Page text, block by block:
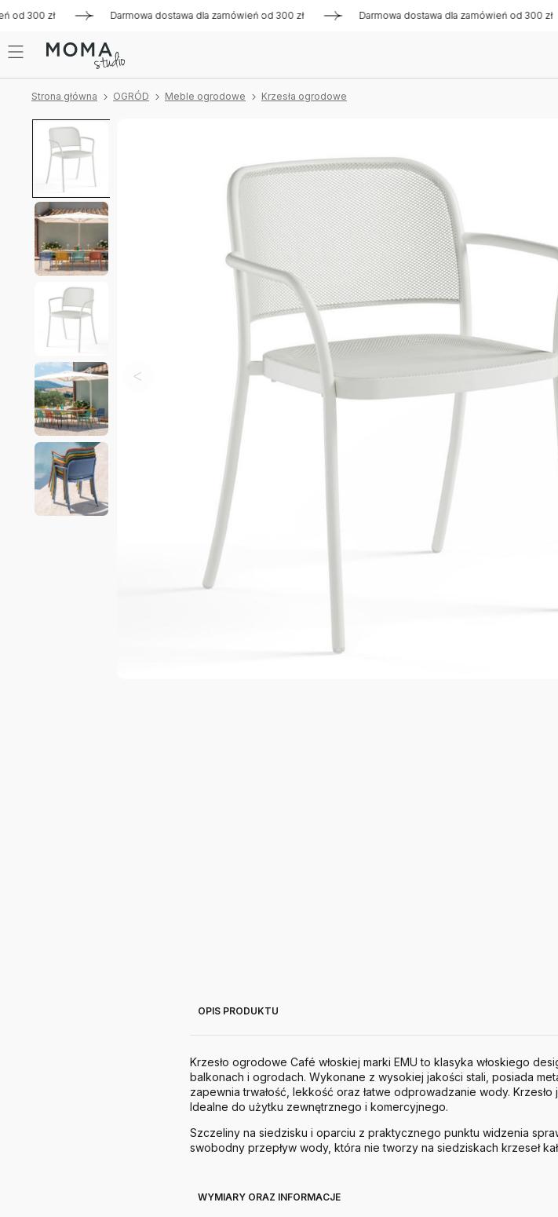
300 zł Darmowa dostawa dla zamówień od 300 zł Darmowa dostawa dla zamówień od 300 zł
Strona główna OGRÓD Meble ogrodowe Krzesła ogrodowe
OPIS PRODUKTU
Krzesło ogrodowe Café włoskiej marki EMU to klasyka włoskiego
balkonach i ogrodach. Wykonane z wysokiej jakości stali, posiada
zapewnia trwałość, lekkość oraz łatwe odprowadzanie wody.
Idealne do użytku zewnętrznego i komercyjnego.
Szczeliny na siedzisku i oparciu z praktycznego punktu widzenia
swobodny przepływ wody, która nie tworzy na siedziskach krzeseł
WYMIARY ORAZ INFORMACJE